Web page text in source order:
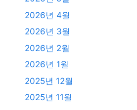
2025년 8월
2025년 7월
2025년 6월
2025년 4월
2025년 3월
2025년 2월
2025년 1월